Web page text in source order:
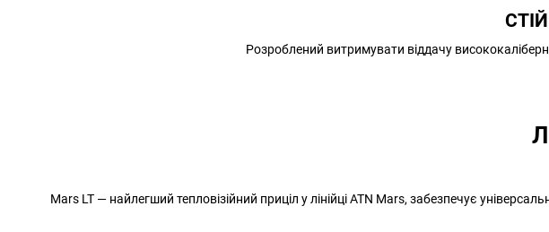
Розроблений витримувати віддачу
Mars LT — найлегший тепловізійний приціл у лінійці ATN Mars, забезпечує